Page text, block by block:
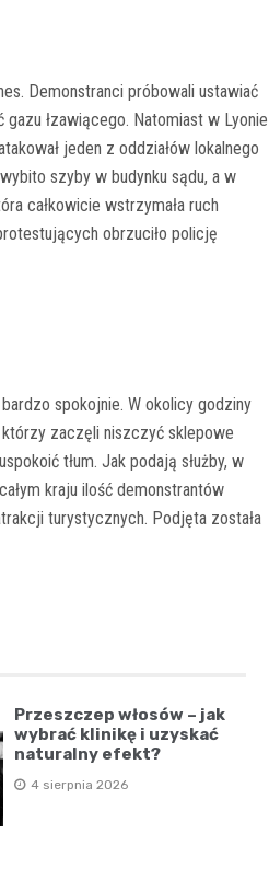
Demonstranci próbowali ustawiać
łzawiącego. Natomiast w Lyonie
jeden z oddziałów lokalnego
szyby w budynku sądu, a w
całkowicie wstrzymała ruch
obrzuciło policję
spokojnie. W okolicy godziny
którzy zaczęli niszczyć sklepowe
tłum. Jak podają służby, w
kraju ilość demonstrantów
turystycznych. Podjęta została
Przeszczep włosów – jak
wybrać klinikę i uzyskać
naturalny efekt?
4 sierpnia 2026